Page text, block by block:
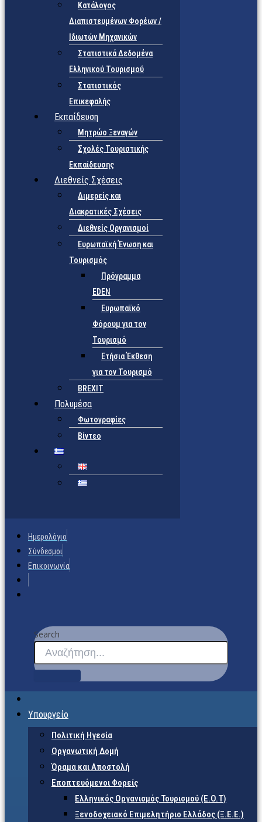
Κατάλογος
Διαπιστευμένων Φορέων /
Ιδιωτών Μηχανικών
Στατιστικά Δεδομένα
Ελληνικού Τουρισμού
Στατιστικός
Επικεφαλής
Εκπαίδευση
Μητρώο Ξεναγών
Σχολές Τουριστικής
Εκπαίδευσης
Διεθνείς Σχέσεις
Διμερείς και
Διακρατικές Σχέσεις
Διεθνείς Οργανισμοί
Ευρωπαϊκή Ένωση και
Τουρισμός
Πρόγραμμα
EDEN
Ευρωπαϊκό
Φόρουμ για τον
Τουρισμό
Ετήσια Έκθεση
για τον Τουρισμό
BREXIT
Πολυμέσα
Φωτογραφίες
Βίντεο
Ημερολόγιο
Σύνδεσμοι
Επικοινωνία
Search
Υπουργείο
Πολιτική Ηγεσία
Οργανωτική Δομή
Όραμα και Αποστολή
Εποπτευόμενοι Φορείς
Eλληνικός Οργανισμός Τουρισμού (Ε.Ο.Τ)
Ξενοδοχειακό Επιμελητήριο Ελλάδος (Ξ.Ε.Ε.)